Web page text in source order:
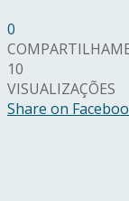
0
10
VISUALIZAÇÕES
Share on